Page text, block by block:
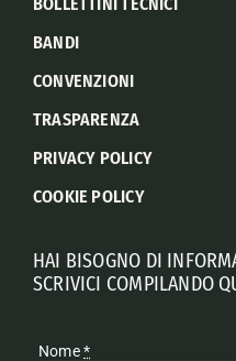
BANDI
CONVENZIONI
TRASPARENZA
PRIVACY POLICY
COOKIE POLICY
HAI BISOGNO DI
SCRIVICI COMPILANDO
Nome*